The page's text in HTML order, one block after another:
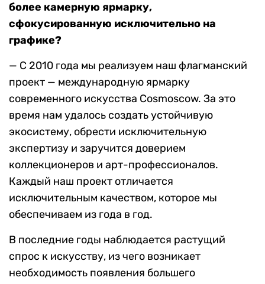
более камерную ярмарку,
сфокусированную исключительно на
графике?
— С 2010 года мы реализуем наш флагманский
проект — международную ярмарку
современного искусства Cosmoscow. За это
время нам удалось создать устойчивую
экосистему, обрести исключительную
экспертизу и заручится доверием
коллекционеров и арт-профессионалов.
Каждый наш проект отличается
исключительным качеством, которое мы
обеспечиваем из года в год.
В последние годы наблюдается растущий
спрос к искусству, из чего возникает
необходимость появления большего